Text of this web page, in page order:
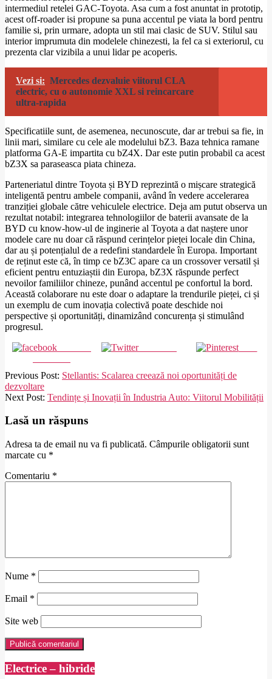
intermediul retelei GAC-Toyota. Asa cum a fost anuntat in prototip,
acest off-roader isi propune sa puna accentul pe viata la bord pentru
familie si, prin urmare, adopta un stil mai clasic de SUV. Stilul sau
interior imprumuta din modelele chinezesti, la fel ca si exteriorul, cu
prezenta clar vizibila a unui lidar pe acoperis.
Vezi si: Mercedes dezvaluie viitorul CLA
electric, cu o autonomie XXL si reincarcare
ultra-rapida
Specificatiile sunt, de asemenea, necunoscute, dar ar trebui sa fie, in
linii mari, similare cu cele ale modelului bZ3. Baza tehnica ramane
platforma GA-E impartita cu bZ4X. Dar este putin probabil ca acest
bZ3X sa paraseasca piata chineza.
Parteneriatul dintre Toyota și BYD reprezintă o mișcare strategică
inteligentă pentru ambele companii, având în vedere accelerarea
tranziției globale către vehiculele electrice. Deja am putut observa un
rezultat notabil: integrarea tehnologiilor de baterii avansate de la
BYD cu know-how-ul de inginerie al Toyota a dat naștere unor
modele care nu doar că răspund cerințelor pieței locale din China,
dar au și potențialul de a redefini standardele în Europa. Important
de reținut este că, în timp ce bZ3C apare ca un crossover versatil și
eficient pentru entuziaștii din Europa, bZ3X răspunde perfect
nevoilor familiilor chineze, punând accentul pe confortul la bord.
Această colaborare nu este doar o adaptare la trendurile pieței, ci și
un exemplu de cum inovația colectivă poate deschide noi
perspective și oportunități, dinamizând concurența și stimulând
progresul.
Post on X Save
2023-
02-
27
Previous Post: Stellantis: Scalarea creează noi oportunități de
dezvoltare
Next Post: Tendințe și Inovații în Industria Auto: Viitorul Mobilității
Lasă un răspuns
Adresa ta de email nu va fi publicată. Câmpurile obligatorii sunt
marcate cu *
Comentariu *
Nume *
Email *
Site web
Electrice – hibride